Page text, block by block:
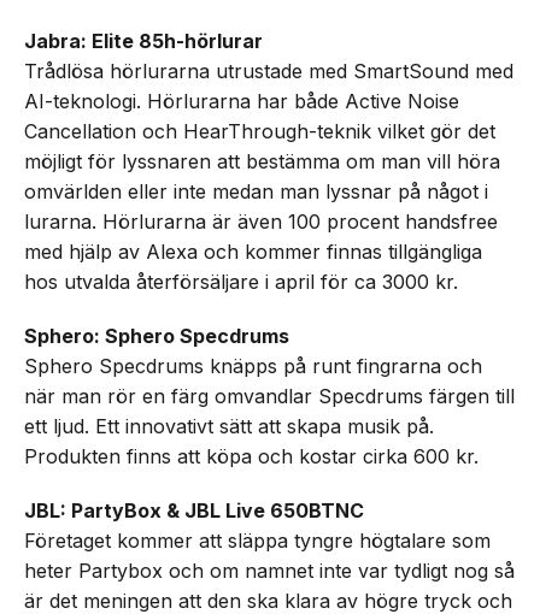
Jabra: Elite 85h-hörlurar
Trådlösa hörlurarna utrustade med SmartSound med
AI-teknologi. Hörlurarna har både Active Noise
Cancellation och HearThrough-teknik vilket gör det
möjligt för lyssnaren att bestämma om man vill höra
omvärlden eller inte medan man lyssnar på något i
lurarna. Hörlurarna är även 100 procent handsfree
med hjälp av Alexa och kommer finnas tillgängliga
hos utvalda återförsäljare i april för ca 3000 kr.
Sphero: Sphero Specdrums
Sphero Specdrums knäpps på runt fingrarna och
när man rör en färg omvandlar Specdrums färgen till
ett ljud. Ett innovativt sätt att skapa musik på.
Produkten finns att köpa och kostar cirka 600 kr.
JBL: PartyBox & JBL Live 650BTNC
Företaget kommer att släppa tyngre högtalare som
heter Partybox och om namnet inte var tydligt nog så
är det meningen att den ska klara av högre tryck och